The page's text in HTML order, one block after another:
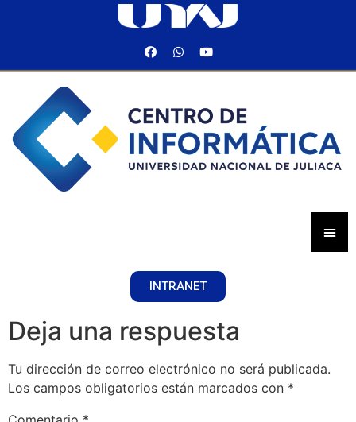
INTRANET
Deja una respuesta
Tu dirección de correo electrónico no será publicada.
Los campos obligatorios están marcados con *